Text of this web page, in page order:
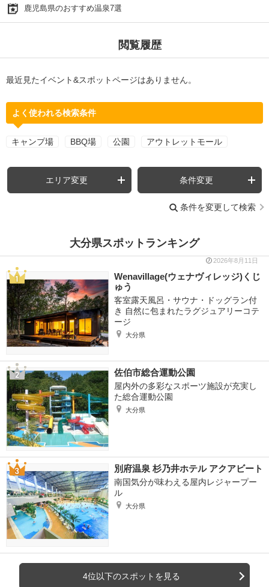
鹿児島県のおすすめ温泉7選
閲覧履歴
最近見たイベント&スポットページはありません。
よく使われる検索条件
キャンプ場 BBQ場 公園 アウトレットモール
エリア変更 条件変更
条件を変更して検索
大分県スポットランキング
2026年8月11日
Wenavillage(ウェナヴィレッジ)くじ
ゅう
客室露天風呂・サウナ・ドッグラン付
き 自然に包まれたラグジュアリーコテ
ージ
大分県
佐伯市総合運動公園
屋内外の多彩なスポーツ施設が充実し
た総合運動公園
大分県
別府温泉 杉乃井ホテル アクアビート
南国気分が味わえる屋内レジャープー
ル
大分県
4位以下のスポットを見る